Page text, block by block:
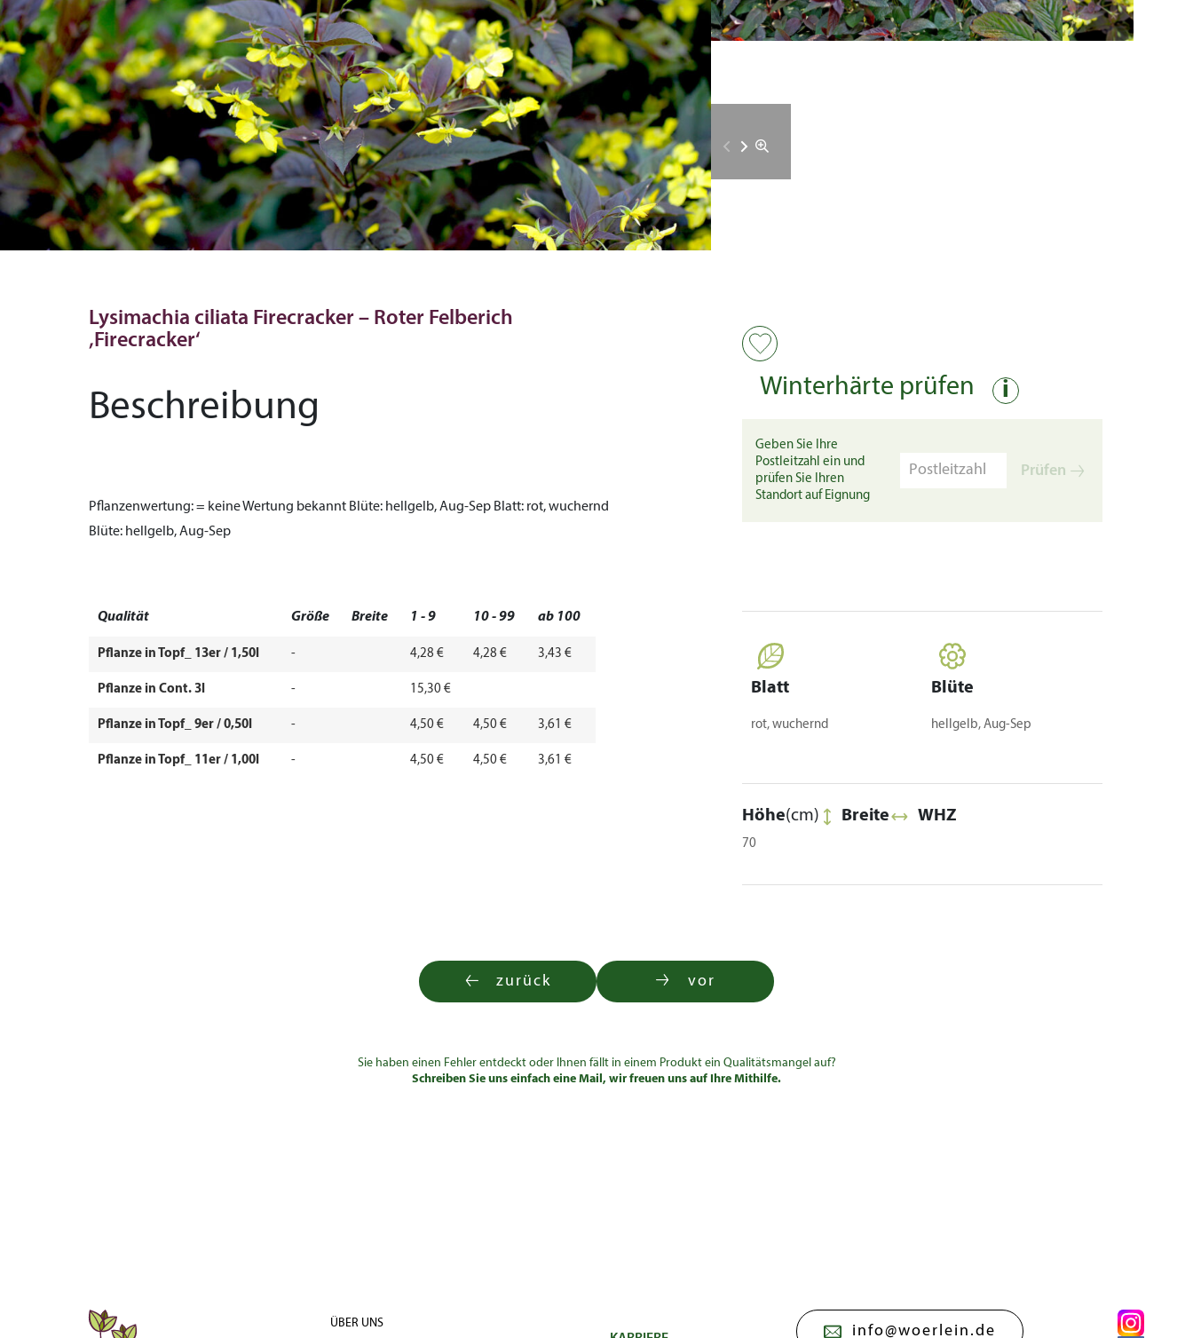
Lysimachia ciliata Firecracker – Roter Felberich
‚Firecracker‘
Beschreibung
Pflanzenwertung:= keine Wertung bekannt Blüte: hellgelb, Aug-Sep Blatt: rot, wuchernd
Blüte: hellgelb, Aug-Sep
Qualität Größe Breite 1 - 9 10 - 99 ab 100
Pflanze in Topf_ 13er / 1,50l - 4,28 € 4,28 € 3,43 €
Pflanze in Cont. 3l - 15,30 €
Pflanze in Topf_ 9er / 0,50l - 4,50 € 4,50 € 3,61 €
Pflanze in Topf_ 11er / 1,00l - 4,50 € 4,50 € 3,61 €
Winterhärte prüfen i
Geben Sie Ihre
Postleitzahl ein und
prüfen Sie Ihren
Standort auf Eignung
Prüfen
Blatt
rot, wuchernd
Blüte
hellgelb, Aug-Sep
Höhe(cm)
70
Breite WHZ
zurück vor
Sie haben einen Fehler entdeckt oder Ihnen fällt in einem Produkt ein Qualitätsmangel auf?
Schreiben Sie uns einfach eine Mail, wir freuen uns auf Ihre Mithilfe.
ÜBER UNS info@woerlein.de